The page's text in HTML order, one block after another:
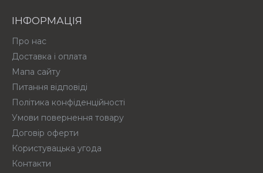
ІНФОРМАЦІЯ
Про нас
Доставка і оплата
Мапа сайту
Питання відповіді
Політика конфіденційності
Умови повернення товару
Договір оферти
Користувацька угода
Контакти